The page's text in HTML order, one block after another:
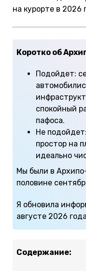
на курорте в 2026
Коротко об
Подойдет:
спокойный
пафоса.
Не
простор на
идеально
Мы были в
половине
Я обновила
августе 2026
Содержание: